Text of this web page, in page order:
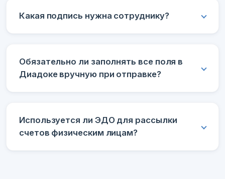
Какая подпись нужна сотруднику?
Обязательно ли заполнять все поля в
Диадоке вручную при отправке?
Используется ли ЭДО для рассылки
счетов физическим лицам?